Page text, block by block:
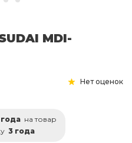
MDI-
Нет оценок
на товар
3 года